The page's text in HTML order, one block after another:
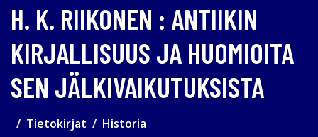
H. K. RIIKONEN : ANTIIKIN
KIRJALLISUUS JA HUOMIOITA
SEN JÄLKIVAIKUTUKSISTA
Tietokirjat Historia